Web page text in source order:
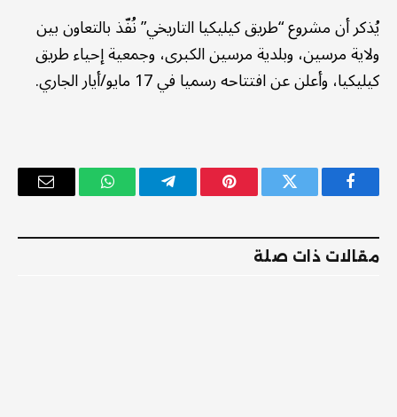
يُذكر أن مشروع “طريق كيليكيا التاريخي” نُفّذ بالتعاون بين
ولاية مرسين، وبلدية مرسين الكبرى، وجمعية إحياء طريق
كيليكيا​​​​​​​، وأعلن عن افتتاحه رسميا في 17 مايو/أيار الجاري.
فيسبوك تويتر بينتيريستتيلقرام واتساب
البريد
مقالات ذات صلة